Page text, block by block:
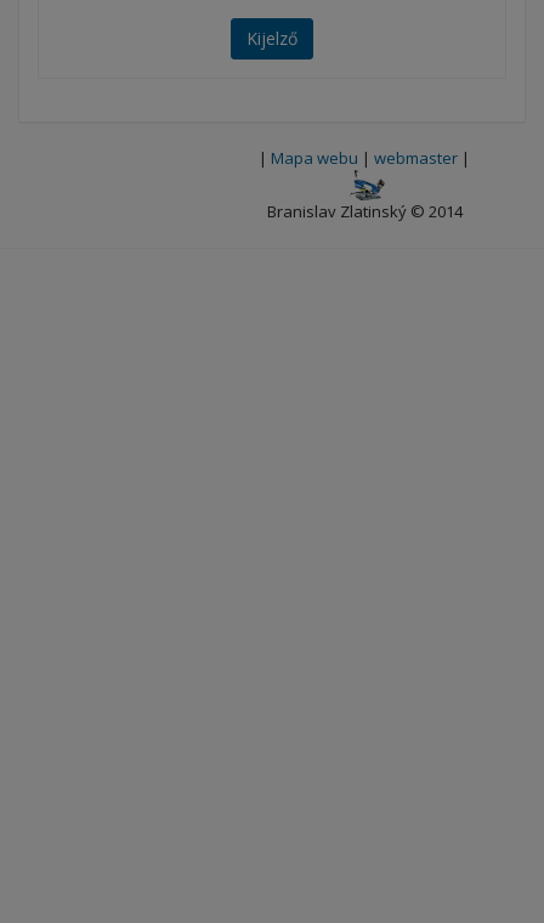
Kijelző
| Mapa webu | webmaster |
Branislav Zlatinský © 2014